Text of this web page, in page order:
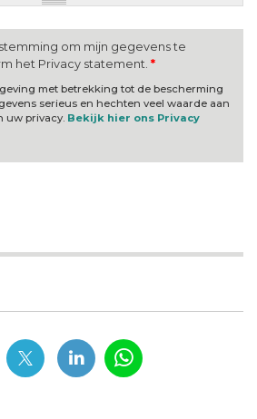
om mijn gegevens te
het Privacy statement. *
met betrekking tot de bescherming
serieus en hechten veel waarde aan
uw privacy. Bekijk hier ons Privacy